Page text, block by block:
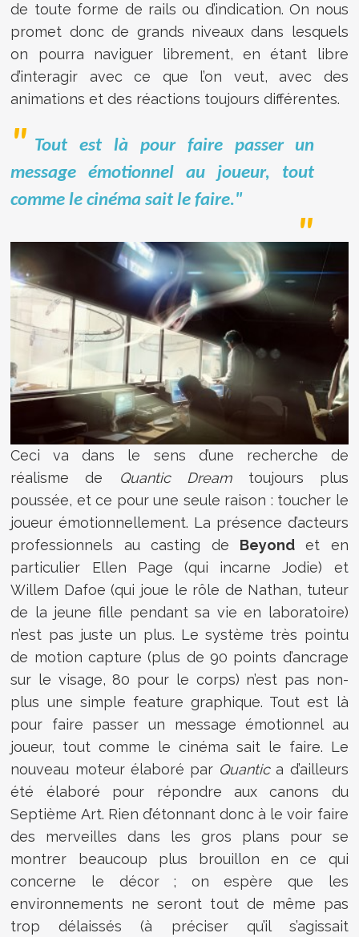
de toute forme de rails ou d’indication. On nous
promet donc de grands niveaux dans lesquels
on pourra naviguer librement, en étant libre
d’interagir avec ce que l’on veut, avec des
animations et des réactions toujours différentes.
Tout est là pour faire passer un
message émotionnel au joueur, tout
comme le cinéma sait le faire."
Ceci va dans le sens d’une recherche de
réalisme de
Quantic Dreamtoujours plus
poussée, et ce pour une seule raison : toucher le
joueur émotionnellement. La présence d’acteurs
professionnels au casting de Beyondet en
particulier Ellen Page (qui incarne Jodie) et
Willem Dafoe (qui joue le rôle de Nathan, tuteur
de la jeune fille pendant sa vie en laboratoire)
n’est pas juste un plus. Le système très pointu
de motion capture (plus de 90 points d’ancrage
sur le visage, 80 pour le corps) n’est pas non-
plus une simple feature graphique. Tout est là
pour faire passer un message émotionnel au
joueur, tout comme le cinéma sait le faire. Le
nouveau moteur élaboré par Quantica d’ailleurs
été élaboré pour répondre aux canons du
Septième Art. Rien d’étonnant donc à le voir faire
des merveilles dans les gros plans pour se
montrer beaucoup plus brouillon en ce qui
concerne le décor ; on espère que les
environnements ne seront tout de même pas
trop délaissés (à préciser qu’il s’agissait